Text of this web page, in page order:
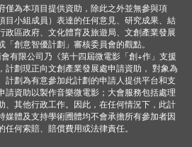
僅為本項目提供資助，除此之外並無參與項
目小組成員）表達的任何意見、研究成果、結
政區政府、文化體育及旅遊局、文創產業發展
創意智優計劃」審核委員會的觀點。
有限公司乃《第十四屆微電影「創+作」支援
計劃現正向文創產業發展處申請資助， 對象為
計劃為有意參加此計劃的申請人提供平台和支
請資助以製作音樂微電影；大會服務包括處理
、其他行政工作。因此，在任何情況下，此計
媒體及支持學術圑體均不會承擔所有參加者因
何索賠、賠償費用或法律責任。